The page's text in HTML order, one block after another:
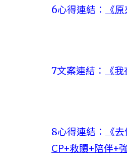
6心得連結： 《
7文案連結： 《
8心得連結：
《
CP+救贖+陪伴+